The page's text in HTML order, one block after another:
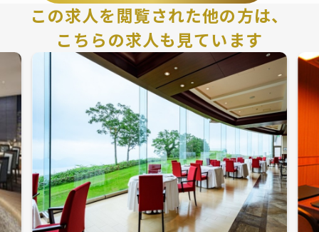
この求人を閲覧された他の方は、
こちらの求人も見ています